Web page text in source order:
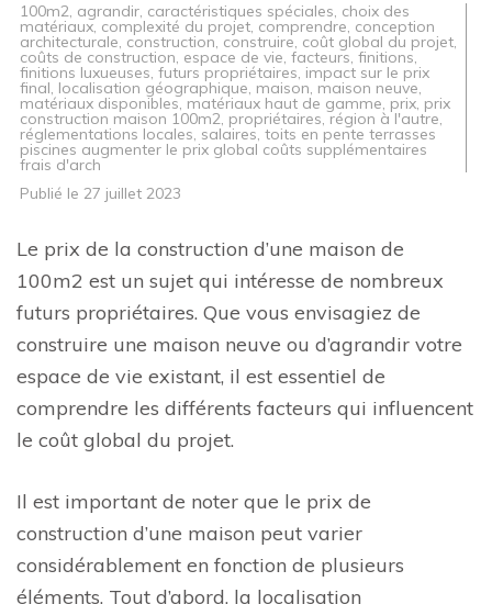
100m2, agrandir, caractéristiques spéciales, choix des
matériaux, complexité du projet, comprendre, conception
architecturale, construction, construire, coût global du projet,
coûts de construction, espace de vie, facteurs, finitions,
finitions luxueuses, futurs propriétaires, impact sur le prix
final, localisation géographique, maison, maison neuve,
matériaux disponibles, matériaux haut de gamme, prix, prix
construction maison 100m2, propriétaires,région à l'autre,
réglementations locales, salaires, toits en pente terrasses
piscines augmenter le prix global coûts supplémentaires
frais d'arch
Publié le 27 juillet 2023
Le prix de la construction d’une maison de
100m2 est un sujet qui intéresse de nombreux
futurs propriétaires. Que vous envisagiez de
construire une maison neuve ou d’agrandir votre
espace de vie existant, il est essentiel de
comprendre les différents facteurs qui influencent
le coût global du projet.
Il est important de noter que le prix de
construction d’une maison peut varier
considérablement en fonction de plusieurs
éléments. Tout d’abord, la localisation